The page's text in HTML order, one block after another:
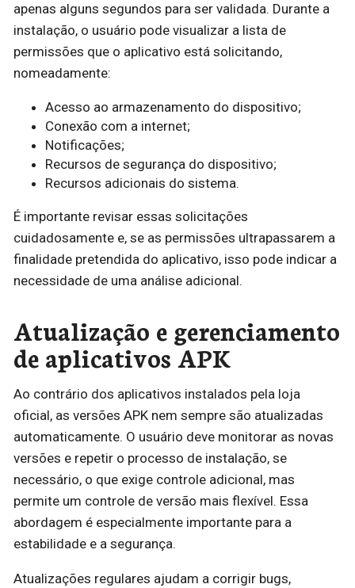
apenas alguns segundos para ser validada. Durante a
instalação, o usuário pode visualizar a lista de
permissões que o aplicativo está solicitando,
nomeadamente:
Acesso ao armazenamento do dispositivo;
Conexão com a internet;
Notificações;
Recursos de segurança do dispositivo;
Recursos adicionais do sistema.
É importante revisar essas solicitações
cuidadosamente e, se as permissões ultrapassarem a
finalidade pretendida do aplicativo, isso pode indicar a
necessidade de uma análise adicional.
Atualização e gerenciamento
de aplicativos APK
Ao contrário dos aplicativos instalados pela loja
oficial, as versões APK nem sempre são atualizadas
automaticamente. O usuário deve monitorar as novas
versões e repetir o processo de instalação, se
necessário, o que exige controle adicional, mas
permite um controle de versão mais flexível. Essa
abordagem é especialmente importante para a
estabilidade e a segurança.
Atualizações regulares ajudam a corrigir bugs,